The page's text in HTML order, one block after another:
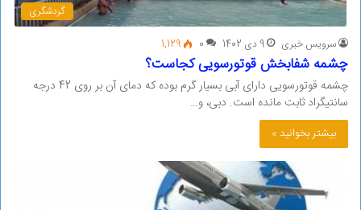
گردشگری
سرویس خبری 9 دی 1402 0
1,129
چشمه شفابخش قوتورسویی کجاست؟
چشمه قوتورسویی دارای آبی بسیار گرم بوده که دمای آن بر روی 42 درجه
سانتیگراد ثابت مانده است. دبی، و…
بیشتر بخوانید »